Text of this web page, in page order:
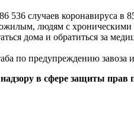
536 случаев коронавируса в
людям с хроническими
дома и обратиться за
по предупреждению
в сфере защиты прав